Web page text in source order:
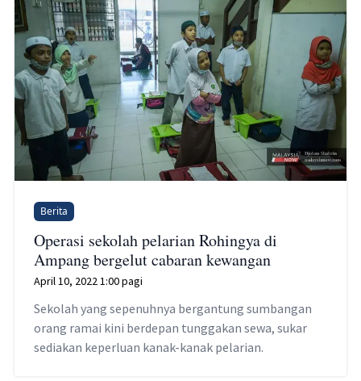
Berita
Operasi sekolah pelarian Rohingya di
Ampang bergelut cabaran kewangan
April 10, 2022 1:00 pagi
Sekolah yang sepenuhnya bergantung sumbangan
orang ramai kini berdepan tunggakan sewa, sukar
sediakan keperluan kanak-kanak pelarian.